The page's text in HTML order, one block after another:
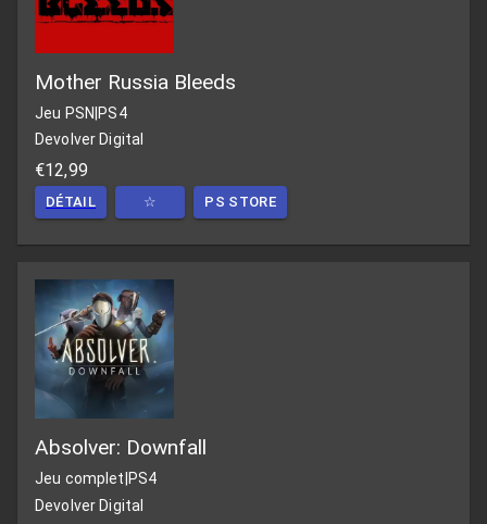
Mother Russia Bleeds
Jeu PSN|PS4
Devolver Digital
€12,99
DÉTAIL ☆ PS STORE
Absolver: Downfall
Jeu complet PS4
Devolver Digital